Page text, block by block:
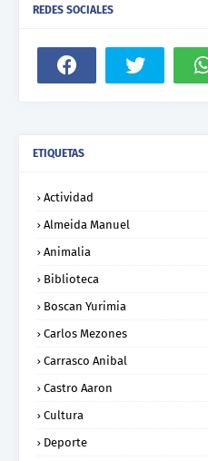
REDES SOCIALES
ETIQUETAS
Actividad
Almeida Manuel
Animalia
Biblioteca
Boscan Yurimia
Carlos Mezones
Carrasco Anibal
Castro Aaron
Cultura
Deporte